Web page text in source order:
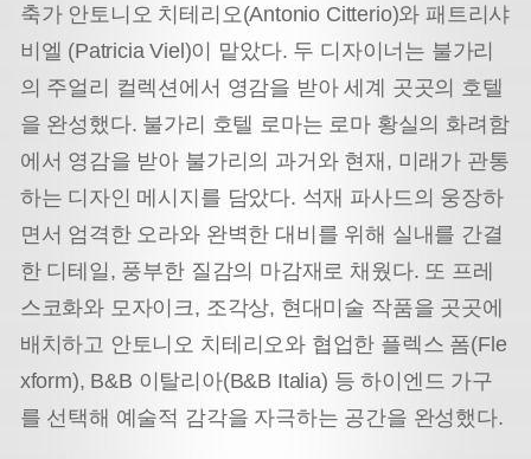
축가 안토니오 치테리오(Antonio Citterio)와 패트리샤
비엘 (Patricia Viel)이 맡았다. 두 디자이너는 불가리
의 주얼리 컬렉션에서 영감을 받아 세계 곳곳의 호텔
을 완성했다. 불가리 호텔 로마는 로마 황실의 화려함
에서 영감을 받아 불가리의 과거와 현재, 미래가 관통
하는 디자인 메시지를 담았다. 석재 파사드의 웅장하
면서 엄격한 오라와 완벽한 대비를 위해 실내를 간결
한 디테일, 풍부한 질감의 마감재로 채웠다. 또 프레
스코화와 모자이크, 조각상, 현대미술 작품을 곳곳에
배치하고 안토니오 치테리오와 협업한 플렉스 폼(Fle
xform), B&B 이탈리아(B&B Italia) 등 하이엔드 가구
를 선택해 예술적 감각을 자극하는 공간을 완성했다.